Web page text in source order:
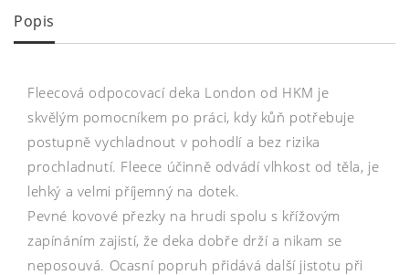
Popis
Fleecová odpocovací deka London od HKM je
skvělým pomocníkem po práci, kdy kůň potřebuje
postupně vychladnout v pohodlí a bez rizika
prochladnutí. Fleece účinně odvádí vlhkost od těla, je
lehký a velmi příjemný na dotek.
Pevné kovové přezky na hrudi spolu s křížovým
zapínáním zajistí, že deka dobře drží a nikam se
neposouvá. Ocasní popruh přidává další jistotu při